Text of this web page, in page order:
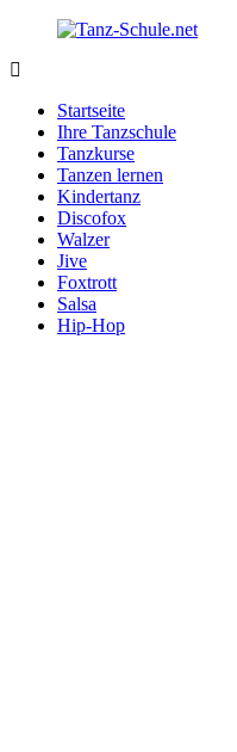
Zurück
Inhalt
Schule.net
Tanzschule
Internet
Startseite
Ihre Tanzschule
Tanzkurse
Tanzen lernen
Kindertanz
Discofox
Walzer
Jive
Foxtrott
Salsa
Hip-Hop